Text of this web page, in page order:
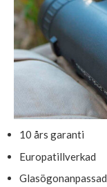
10 års garanti
Europatillverkad
Glasögonanpassad